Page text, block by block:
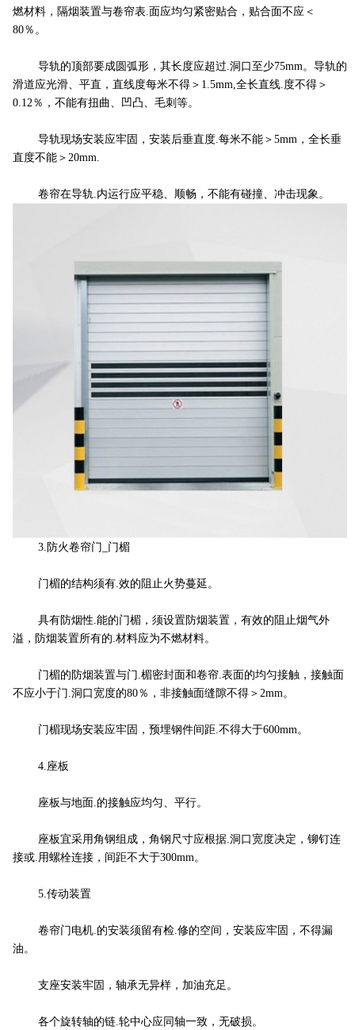
燃材料，隔烟装置与卷帘表.面应均匀紧密贴合，贴合面不应＜
80％。
导轨的顶部要成圆弧形，其长度应超过.洞口至少75mm。导轨的
滑道应光滑、平直，直线度每米不得＞1.5mm,全长直线.度不得＞
0.12％，不能有扭曲、凹凸、毛刺等。
导轨现场安装应牢固，安装后垂直度.每米不能＞5mm，全长垂
直度不能＞20mm.
卷帘在导轨.内运行应平稳、顺畅，不能有碰撞、冲击现象。
3.防火卷帘门_门楣
门楣的结构须有.效的阻止火势蔓延。
具有防烟性.能的门楣，须设置防烟装置，有效的阻止烟气外
溢，防烟装置所有的.材料应为不燃材料。
门楣的防烟装置与门.楣密封面和卷帘.表面的均匀接触，接触面
不应小于门.洞口宽度的80％，非接触面缝隙不得＞2mm。
门楣现场安装应牢固，预埋钢件间距.不得大于600mm。
4.座板
座板与地面.的接触应均匀、平行。
座板宜采用角钢组成，角钢尺寸应根据.洞口宽度决定，铆钉连
接或.用螺栓连接，间距不大于300mm。
5.传动装置
卷帘门电机.的安装须留有检.修的空间，安装应牢固，不得漏
油。
支座安装牢固，轴承无异样，加油充足。
各个旋转轴的链.轮中心应同轴一致，无破损。